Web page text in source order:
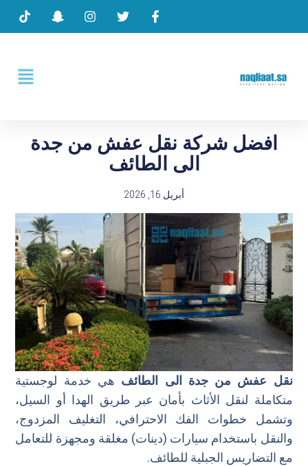
افضل شركة نقل عفش من جدة
الى الطائف
أبريل 16, 2026
نقل عفش من جدة الى الطائف هي خدمة لوجستية
متكاملة لنقل الأثاث بأمان عبر طريق الهدا أو السيل،
وتشمل خطوات الفك الاحترافي، التغليف المزدوج،
والنقل باستخدام سيارات (دينات) مغلقة ومجهزة للتعامل
مع التضاريس الجبلية للطائف.